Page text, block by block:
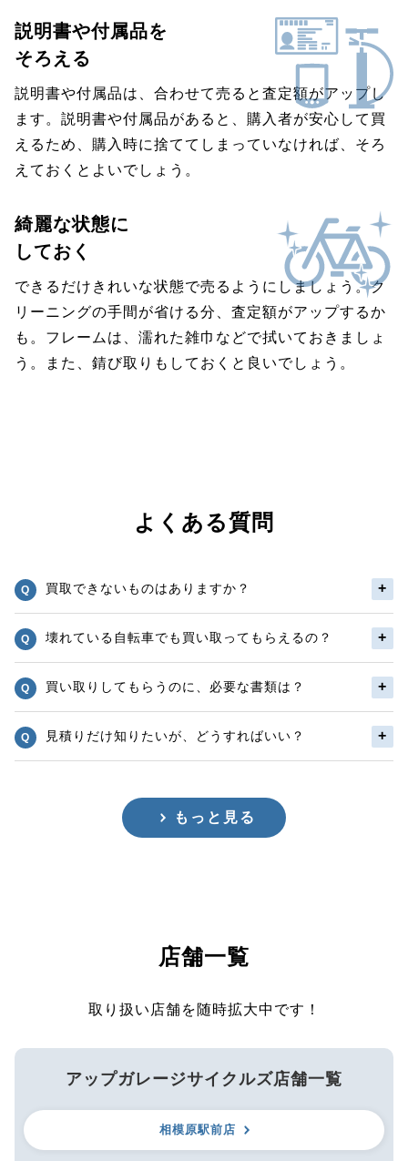
説明書や付属品を
そろえる
説明書や付属品は、合わせて売ると査定額がアップし
ます。説明書や付属品があると、購入者が安心して買
えるため、購入時に捨ててしまっていなければ、そろ
えておくとよいでしょう。
綺麗な状態に
しておく
できるだけきれいな状態で売るようにしましょう。ク
リーニングの手間が省ける分、査定額がアップするか
も。フレームは、濡れた雑巾などで拭いておきましょ
う。また、錆び取りもしておくと良いでしょう。
よくある質問
買取できないものはありますか？
壊れている自転車でも買い取ってもらえるの？
買い取りしてもらうのに、必要な書類は？
見積りだけ知りたいが、どうすればいい？
もっと見る
店舗一覧
取り扱い店舗を随時拡大中です！
アップガレージサイクルズ店舗一覧
相模原駅前店